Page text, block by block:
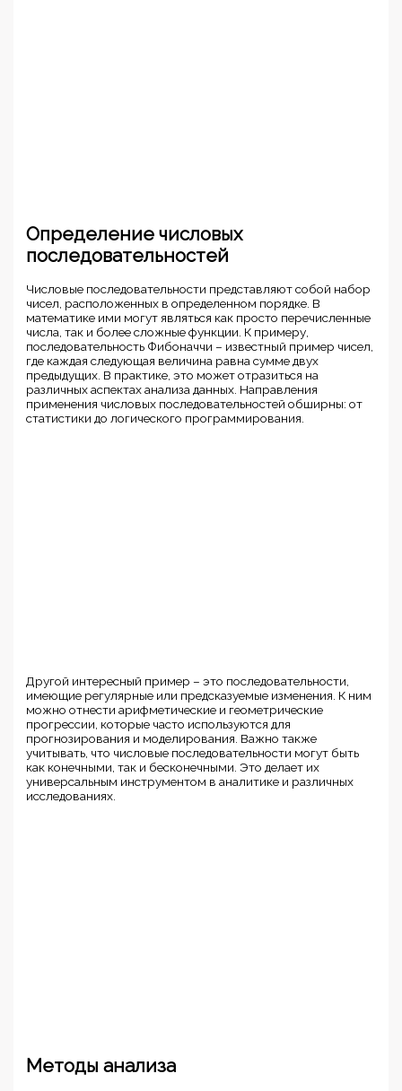
Определение числовых
последовательностей
Числовые последовательности представляют собой набор
чисел, расположенных в определенном порядке. В
математике ими могут являться как просто перечисленные
числа, так и более сложные функции. К примеру,
последовательность Фибоначчи – известный пример чисел,
где каждая следующая величина равна сумме двух
предыдущих. В практике, это может отразиться на
различных аспектах анализа данных. Направления
применения числовых последовательностей обширны: от
статистики до логического программирования.
Другой интересный пример – это последовательности,
имеющие регулярные или предсказуемые изменения. К ним
можно отнести арифметические и геометрические
прогрессии, которые часто используются для
прогнозирования и моделирования. Важно также
учитывать, что числовые последовательности могут быть
как конечными, так и бесконечными. Это делает их
универсальным инструментом в аналитике и различных
исследованиях.
Методы анализа